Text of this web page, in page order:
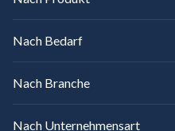
Nach Bedarf
Nach Branche
Nach Unternehmensart